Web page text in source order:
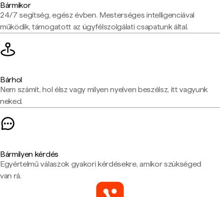
Bármikor
24/7 segítség, egész évben. Mesterséges intelligenciával
működik, támogatott az ügyfélszolgálati csapatunk által.
Bárhol
Nem számít, hol élsz vagy milyen nyelven beszélsz, itt vagyunk
neked.
Bármilyen kérdés
Egyértelmű válaszok gyakori kérdésekre, amikor szükséged
van rá.